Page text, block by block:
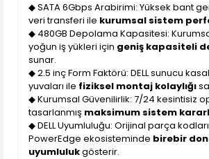
◆ SATA 6Gbps Arabirimi: Yüksek bant
veri transferi ile kurumsal sistem
◆ 480GB Depolama Kapasitesi:
yoğun iş yükleri için geniş kapasiteli
sunar.
◆ 2.5 inç Form Faktörü: DELL sunucu
yuvaları ile fiziksel montaj kolaylığı
◆ Kurumsal Güvenilirlik: 7/24 kesintisiz
tasarlanmış maksimum sistem
◆ DELL Uyumluluğu: Orijinal parça kodları
PowerEdge ekosisteminde birebir
uyumlulukgösterir.